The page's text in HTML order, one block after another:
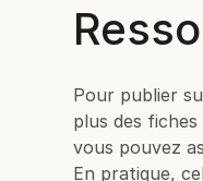
Pour publier
plus des
vous pouvez
En pratique,